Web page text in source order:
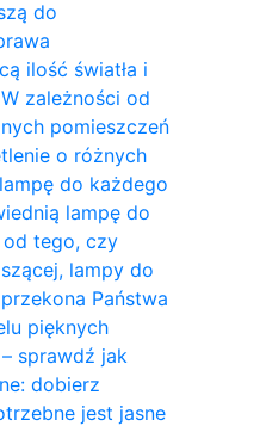
do
ilość światła i
zależności od
pomieszczeń
o różnych
do każdego
lampę do
od tego, czy
lampy do
Państwa
pięknych
sprawdź jak
dobierz
jest jasne